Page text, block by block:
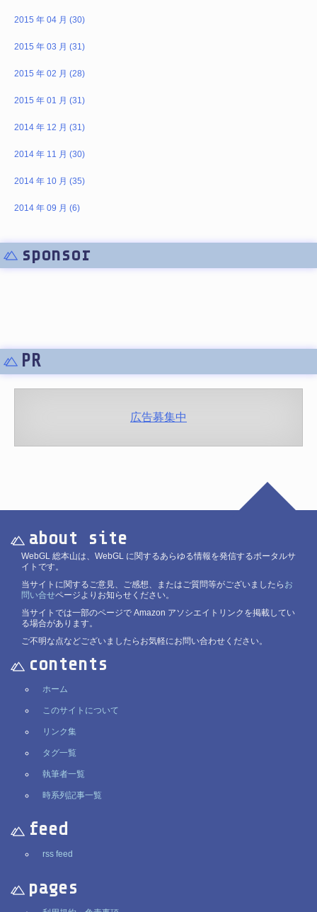
2015 年 04 月 (30)
2015 年 03 月 (31)
2015 年 02 月 (28)
2015 年 01 月 (31)
2014 年 12 月 (31)
2014 年 11 月 (30)
2014 年 10 月 (35)
2014 年 09 月 (6)
sponsor
PR
広告募集中
about site
WebGL 総本山は、WebGL に関するあらゆる情報を発信するポータルサ
イトです。
当サイトに関するご意見、ご感想、またはご質問等がございましたら お
問い合せページよりお知らせください。
当サイトでは一部のページで Amazon アソシエイトリンクを掲載してい
る場合があります。
ご不明な点などございましたらお気軽にお問い合わせください。
contents
ホーム
このサイトについて
リンク集
タグ一覧
執筆者一覧
時系列記事一覧
feed
rss feed
pages